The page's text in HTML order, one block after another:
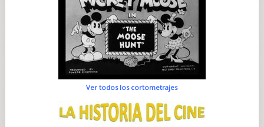
Ver todos los cortometrajes